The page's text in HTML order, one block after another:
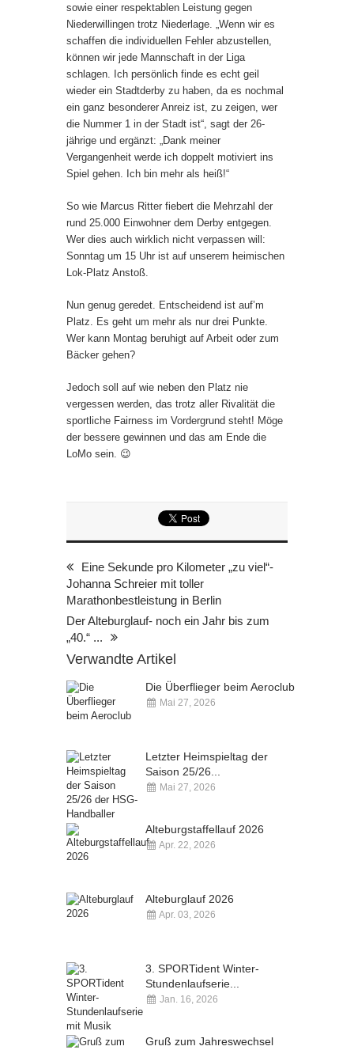
sowie einer respektablen Leistung gegen
Niederwillingen trotz Niederlage. „Wenn wir es
schaffen die individuellen Fehler abzustellen,
können wir jede Mannschaft in der Liga
schlagen. Ich persönlich finde es echt geil
wieder ein Stadtderby zu haben, da es nochmal
ein ganz besonderer Anreiz ist, zu zeigen, wer
die Nummer 1 in der Stadt ist“, sagt der 26-
jährige und ergänzt: „Dank meiner
Vergangenheit werde ich doppelt motiviert ins
Spiel gehen. Ich bin mehr als heiß!“
So wie Marcus Ritter fiebert die Mehrzahl der
rund 25.000 Einwohner dem Derby entgegen.
Wer dies auch wirklich nicht verpassen will:
Sonntag um 15 Uhr ist auf unserem heimischen
Lok-Platz Anstoß.
Nun genug geredet. Entscheidend ist auf’m
Platz. Es geht um mehr als nur drei Punkte.
Wer kann Montag beruhigt auf Arbeit oder zum
Bäcker gehen?
Jedoch soll auf wie neben den Platz nie
vergessen werden, das trotz aller Rivalität die
sportliche Fairness im Vordergrund steht! Möge
der bessere gewinnen und das am Ende die
LoMo sein. 😉
Eine Sekunde pro Kilometer „zu viel“-
Johanna Schreier mit toller
Marathonbestleistung in Berlin
Der Alteburglauf- noch ein Jahr bis zum
„40.“ ...
Verwandte Artikel
Die Überflieger beim Aeroclub
Mai 27, 2026
Letzter Heimspieltag der
Saison 25/26...
Mai 27, 2026
Alteburgstaffellauf 2026
Apr. 22, 2026
Alteburglauf 2026
Apr. 03, 2026
3. SPORTident Winter-
Stundenlaufserie...
Jan. 16, 2026
Gruß zum Jahreswechsel